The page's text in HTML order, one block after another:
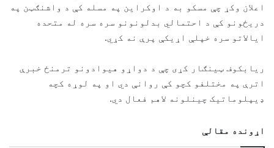
اعلان وکړ چې مسکو به د اوکراین په مسله کې د واشنګټن په
دریځونو کې د احتمالي بدلونونو سره سره له متحده
ایالاتو سره خپلې اړیکې پرې نه کړي.
ریابکوف ټینګار کړی چې د دواړو هیوادونو ترمنځ خبرې
اترې په مختلفو کچو کې روانې دي او په لوړه کچه
ډیپلوماتیک چینلونه لاهم فعال دي.
اړونده مقالې